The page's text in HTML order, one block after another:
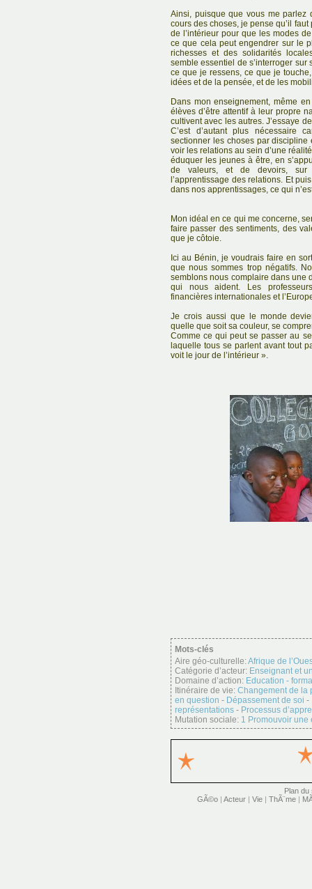
Ainsi, puisque que vous me parlez
cours des choses, je pense qu’il
de l’intérieur pour que les modes
ce que cela peut engendrer sur le
richesses et des solidarités
semble essentiel de s’interroger
ce que je ressens, ce que je
idées et de la pensée, et de les
Dans mon enseignement, même
élèves d’être attentif à leur propre
cultivent avec les autres. J’essaye
C’est d’autant plus nécessaire
sectionner les choses par
voir les relations au sein d’une
éduquer les jeunes à être, en
de valeurs, et de devoirs, sur
l’apprentissage des relations. Et
dans nos apprentissages, ce qui
Mon idéal en ce qui me concerne,
faire passer des sentiments, des
que je côtoie.
Ici au Bénin, je voudrais faire en
que nous sommes trop négatifs.
semblons nous complaire dans une
qui nous aident. Les
financières internationales et
Je crois aussi que le monde
quelle que soit sa couleur, se
Comme ce qui peut se passer au
laquelle tous se parlent avant tout
voit le jour de l’intérieur ».
Mots-clés
Aire géo-culturelle:Afrique de
Catégorie d’acteur: Enseignant et
Domaine d’action: Education -
Itinéraire de vie: Changement de la
en question - Dépassement de soi -
représentations - Processus
Mutation sociale: 1 Promouvoir une
Plan du
GÃ©o | Acteur | Vie | ThÃ¨me |